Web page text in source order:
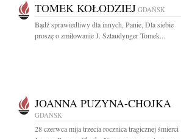
TOMEK KOŁODZIEJ GDAŃSK
Bądź sprawiedliwy dla innych, Panie, Dla siebie
proszę o zmiłowanie J. Sztaudynger Tomek...
JOANNA PUZYNA-CHOJKA
GDAŃSK
28 czerwca mija trzecia rocznica tragicznej śmierci